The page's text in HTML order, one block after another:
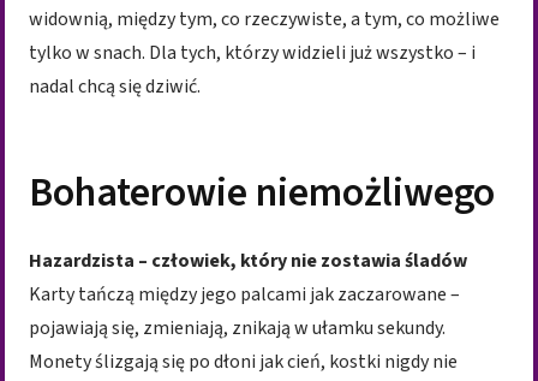
widownią, między tym, co rzeczywiste, a tym, co możliwe
tylko w snach. Dla tych, którzy widzieli już wszystko – i
nadal chcą się dziwić.
Bohaterowie niemożliwego
Hazardzista – człowiek, który nie zostawia śladów
Karty tańczą między jego palcami jak zaczarowane –
pojawiają się, zmieniają, znikają w ułamku sekundy.
Monety ślizgają się po dłoni jak cień, kostki nigdy nie